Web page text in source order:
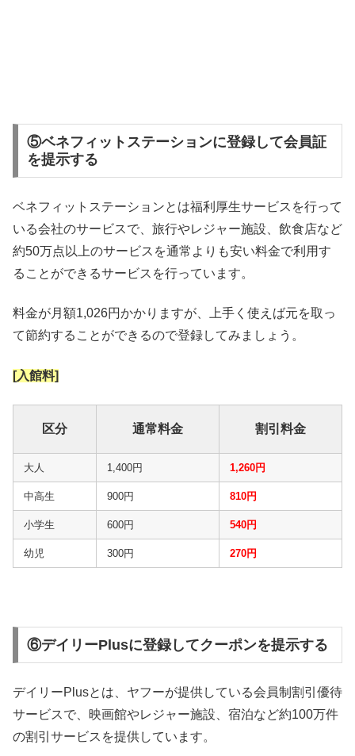
⑤ベネフィットステーションに登録して会員証
を提示する
ベネフィットステーションとは福利厚生サービスを行って
いる会社のサービスで、旅行やレジャー施設、飲食店など
約50万点以上のサービスを通常よりも安い料金で利用す
ることができるサービスを行っています。
料金が月額1,026円かかりますが、上手く使えば元を取っ
て節約することができるので登録してみましょう。
[入館料]
区分 通常料金 割引料金
大人 1,400円 1,260円
中高生 900円 810円
小学生 600円 540円
幼児 300円 270円
⑥デイリーPlusに登録してクーポンを提示する
デイリーPlusとは、ヤフーが提供している会員制割引優待
サービスで、映画館やレジャー施設、宿泊など約100万件
の割引サービスを提供しています。